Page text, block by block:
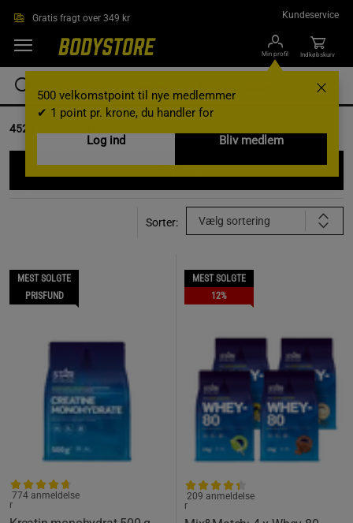
Gratis fragt over 349 kr Kundeservice
Min profil
500 velkomstpoint til nye medlemmer
✔ 1 point pr. krone, du handler for
Log ind
Bliv medlem
Indkøbskurv
4529
Filtrer
Sorter: Vælg sortering
MEST SOLGTE
PRISFUND
774 anmeldelse
r
MEST SOLGTE
12%
209 anmeldelse
r